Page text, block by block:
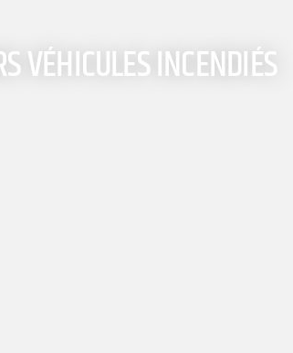
VÉHICULES INCENDIÉS